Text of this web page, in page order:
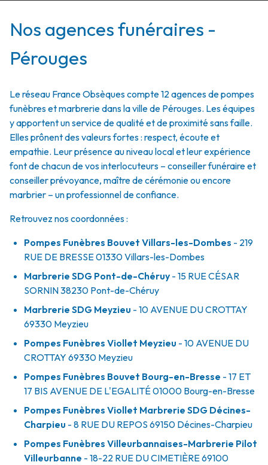
Nos agences funéraires -
Pérouges
Le réseau France Obsèques compte 12 agences de pompes
funèbres et marbrerie dans la ville de Pérouges. Les équipes
y apportent un service de qualité et de proximité sans faille.
Elles prônent des valeurs fortes : respect, écoute et
empathie. Leur présence au niveau local et leur expérience
font de chacun de vos interlocuteurs – conseiller funéraire et
conseiller prévoyance, maître de cérémonie ou encore
marbrier – un professionnel de confiance.
Retrouvez nos coordonnées :
Pompes Funèbres Bouvet Villars-les-Dombes - 219
RUE DE BRESSE01330Villars-les-Dombes
Marbrerie SDG Pont-de-Chéruy - 15 RUE CÉSAR
SORNIN38230 Pont-de-Chéruy
Marbrerie SDG Meyzieu - 10 AVENUE DU CROTTAY
69330 Meyzieu
Pompes Funèbres Viollet Meyzieu - 10 AVENUE DU
CROTTAY 69330 Meyzieu
Pompes Funèbres Bouvet Bourg-en-Bresse - 17 ET
17 BIS AVENUE DE L'EGALITÉ01000 Bourg-en-Bresse
Pompes Funèbres Viollet Marbrerie SDG Décines-
Charpieu - 8 RUE DU REPOS 69150 Décines-Charpieu
Pompes Funèbres Villeurbannaises-Marbrerie Pilot
Villeurbanne - 18-22 RUE DU CIMETIÈRE69100